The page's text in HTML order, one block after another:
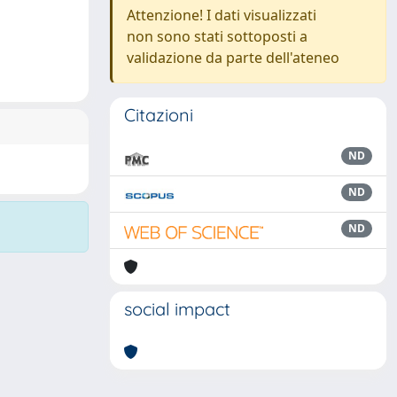
Attenzione! I dati visualizzati
non sono stati sottoposti a
validazione da parte dell'ateneo
Citazioni
ND
ND
ND
social impact